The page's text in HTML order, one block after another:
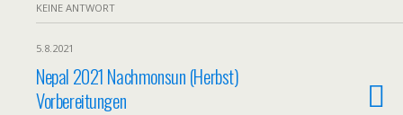
KEINE ANTWORT
5.8.2021
Nepal 2021 Nachmonsun (Herbst)
Vorbereitungen